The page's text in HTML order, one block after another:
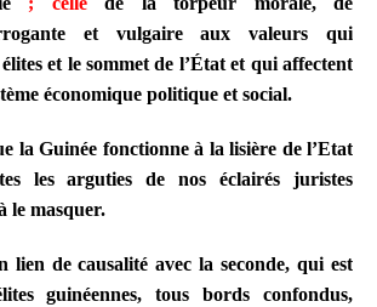
et vulgaire aux valeurs qui
et le sommet de l’État et qui affectent
économique politique et social.
la Guinée fonctionne à la lisière de l’Etat
les arguties de nos éclairés juristes
le masquer.
lien de causalité avec la seconde, qui est
guinéennes, tous bords confondus,